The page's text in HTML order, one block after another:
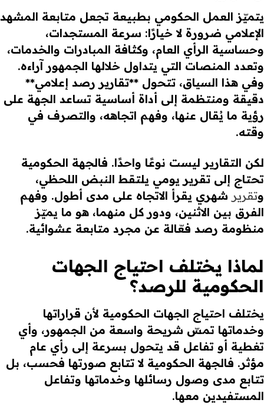
يتميّز العمل الحكومي بطبيعة تجعل متابعة المشهد
الإعلامي ضرورة لا خيارًا: سرعة المستجدات،
وحساسية الرأي العام، وكثافة المبادرات والخدمات،
وتعدد المنصات التي يتداول خلالها الجمهور آراءه.
وفي هذا السياق، تتحول **تقارير رصد إعلامي**
دقيقة ومنتظمة إلى أداة أساسية تساعد الجهة على
رؤية ما يُقال عنها، وفهم اتجاهه، والتصرف في
وقته.
لكن التقارير ليست نوعًا واحدًا. فالجهة الحكومية
تحتاج إلى تقرير يومي يلتقط النبض اللحظي،
وتقرير شهري يقرأ الاتجاه على مدى أطول. وفهم
الفرق بين الاثنين، ودور كل منهما، هو ما يميّز
منظومة رصد فعّالة عن مجرد متابعة عشوائية.
لماذا يختلف احتياج الجهات
الحكومية للرصد؟
يختلف احتياج الجهات الحكومية لأن قراراتها
وخدماتها تمسّ شريحة واسعة من الجمهور، وأي
تغطية أو تفاعل قد يتحول بسرعة إلى رأي عام
مؤثر. فالجهة الحكومية لا تتابع صورتها فحسب، بل
تتابع مدى وصول رسائلها وخدماتها وتفاعل
المستفيدين معها.